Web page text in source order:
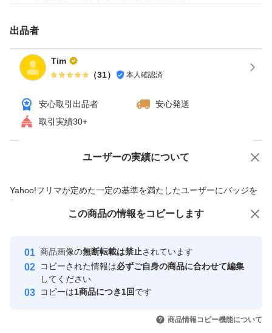
出品者
Tim
（31） 本人確認済
安心取引出品者
安心発送
取引実績30+
ユーザーの実績について
Yahoo!フリマが定めた一定の基準を満たしたユーザーにバッジを
付与しています
安心取引出品者
心・安全なユーザーです
取引実績
引を完了させた実績があります
価格の相談 商品への質問
この商品の情報をコピーします
商品画像の無断転載は禁止されています
コピーされた情報は必ずご自身の商品に合わせて編集
してください
コピーは1商品につき1回です
商品情報コピー機能について
この商品をみている人にオススメ